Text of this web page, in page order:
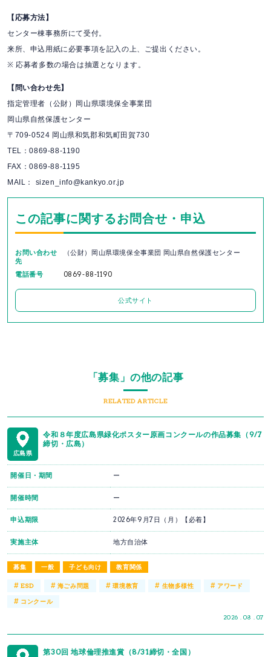
【応募方法】
センター棟事務所にて受付。
来所、申込用紙に必要事項を記入の上、ご提出ください。
※ 応募者多数の場合は抽選となります。
【問い合わせ先】
指定管理者（公財）岡山県環境保全事業団
岡山県自然保護センター
〒709-0524 岡山県和気郡和気町田賀730
TEL：0869-88-1190
FAX：0869-88-1195
MAIL： sizen_info@kankyo.or.jp
この記事に関するお問合せ・申込
お問い合わせ
先
（公財）岡山県環境保全事業団 岡山県自然保護センター
電話番号 0869-88-1190
公式サイト
「募集」の他の記事
RELATED ARTICLE
広島県
令和８年度広島県緑化ポスター原画コンクールの作品募集（9/7
締切・広島）
募集 一般 子ども向け 教育関係
2026 . 08 . 07
開催日・期間 ー
開催時間 ー
申込期限 2026年9月7日（月）【必着】
実施主体 地方自治体
#ESD # 海ごみ問題 #環境教育 # 生物多様性 # アワード
# コンクール
第30回 地球倫理推進賞（8/31締切・全国）